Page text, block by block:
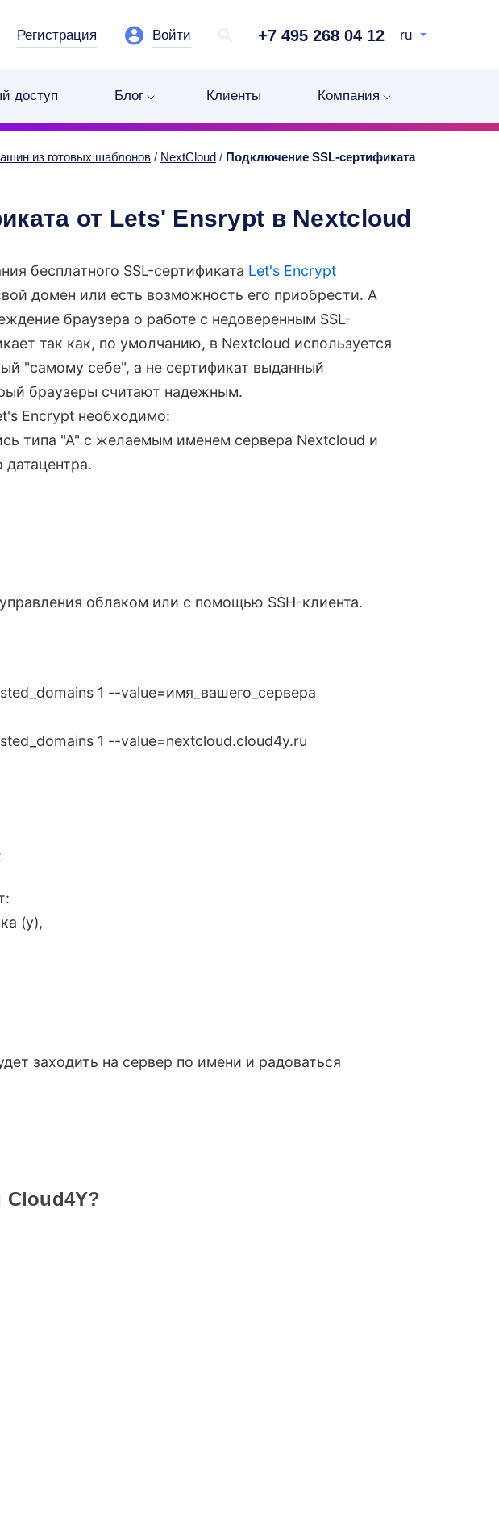
Регистрация Войти +7 495 268 04 12 ru
доступ Блог Клиенты Компания
из готовых шаблонов / NextCloud / Подключение SSL-сертификата
от Lets' Ensrypt в Nextcloud
бесплатного SSL-сертификата Let's Encrypt
домен или есть возможность его приобрести. А
браузера о работе с недоверенным SSL-
так как, по умолчанию, в Nextcloud используется
"самому себе", а не сертификат выданный
браузеры считают надежным.
Encrypt необходимо:
типа "А" с желаемым именем сервера Nextcloud и
датацентра.
облаком или с помощью SSH-клиента.
1 --value=имя_вашего_сервера
1 --value=nextcloud.cloud4y.ru
(y),
заходить на сервер по имени и радоваться
Cloud4Y?